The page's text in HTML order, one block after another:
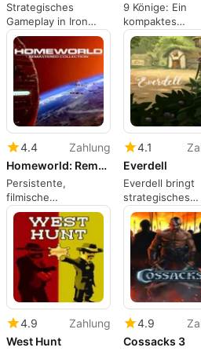
Strategisches
Gameplay in Iron
Harvest
9 Könige: Ein
kompaktes
Roguelike-
Spiel, das für
Experimente
entwickelt
4.4
Zahlung
Homeworld: Remastered Collection
Persistente,
filmische
Flottenstrategie für
nachdenkliche
Space-RTS-Spieler
4.1
Everdell
Everdell bringt
strategisches
Stadtbauen im
auf den PC-
4.9
Zahlung
West Hunt
4.9
Cossacks 3